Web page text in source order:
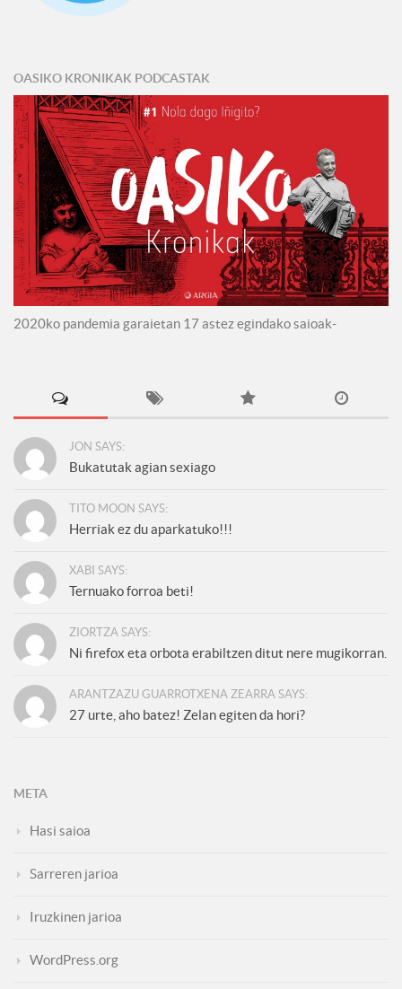
OASIKO KRONIKAK PODCASTAK
2020ko pandemia garaietan 17 astez egindako saioak-
JON SAYS:
Bukatutak agian sexiago
TITO MOON SAYS:
Herriak ez du aparkatuko!!!
XABI SAYS:
Ternuako forroa beti!
ZIORTZA SAYS:
Ni firefox eta orbota erabiltzen ditut nere mugikorran.
ARANTZAZU GUARROTXENA ZEARRA SAYS:
27 urte, aho batez! Zelan egiten da hori?
META
Hasi saioa
Sarreren jarioa
Iruzkinen jarioa
WordPress.org